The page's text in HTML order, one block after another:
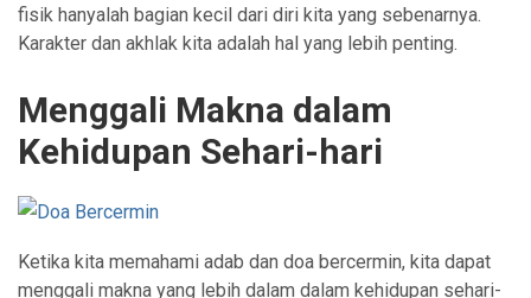
fisik hanyalah bagian kecil dari diri kita yang sebenarnya.
Karakter dan akhlak kita adalah hal yang lebih penting.
Menggali Makna dalam
Kehidupan Sehari-hari
Ketika kita memahami adab dan doa bercermin, kita dapat
menggali makna yang lebih dalam dalam kehidupan sehari-